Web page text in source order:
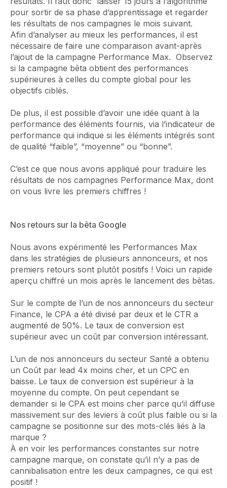
pour sortir de sa phase d’apprentissage et regarder
les résultats de nos campagnes le mois suivant.
Afin d’analyser au mieux les performances, il est
nécessaire de faire une comparaison avant-après
l’ajout de la campagne Performance Max. Observez
si la campagne bêta obtient des performances
supérieures à celles du compte global pour les
objectifs ciblés.
De plus, il est possible d’avoir une idée quant à la
performance des éléments fournis, via l’indicateur de
performance qui indique si les éléments intégrés sont
de qualité “faible”, “moyenne” ou “bonne”.
C’est ce que nous avons appliqué pour traduire les
résultats de nos campagnes Performance Max, dont
on vous livre les premiers chiffres !
Nos retours sur la bêta Google
Nous avons expérimenté les Performances Max
dans les stratégies de plusieurs annonceurs, et nos
premiers retours sont plutôt positifs ! Voici un rapide
aperçu chiffré un mois après le lancement des bêtas.
Sur le compte de l’un de nos annonceurs du secteur
Finance, le CPA a été divisé par deux et le CTR a
augmenté de 50%. Le taux de conversion est
supérieur avec un coût par conversion intéressant.
L’un de nos annonceurs du secteur Santé a obtenu
un Coût par lead 4x moins cher, et un CPC en
baisse. Le taux de conversion est supérieur à la
moyenne du compte. On peut cependant se
demander si le CPA est moins cher parce qu’il diffuse
massivement sur des leviers à coût plus faible ou si la
campagne se positionne sur des mots-clés liés à la
marque ?
À en voir les performances constantes sur notre
campagne marque, on constate qu’il n’y a pas de
cannibalisation entre les deux campagnes, ce qui est
positif !